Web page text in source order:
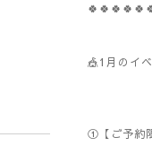
🎪1月のイ
①【ご予約